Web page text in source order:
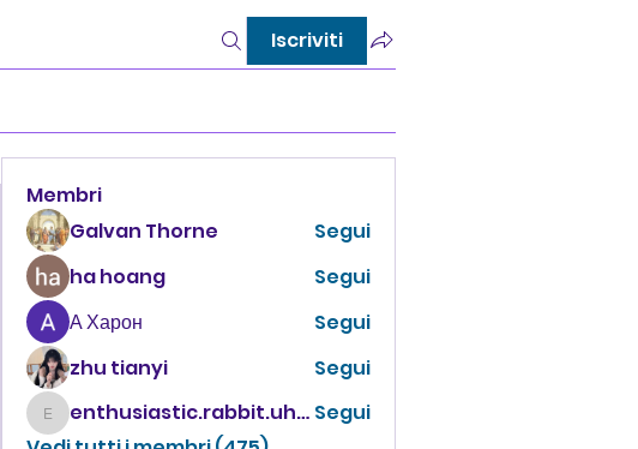
Iscriviti
Membri
Galvan Thorne
Segui
ha hoang
Segui
А Харон
Segui
zhu tianyi
Segui
enthusiastic.rabbit.uhur enthusiastic.rabbit.uhur Segui